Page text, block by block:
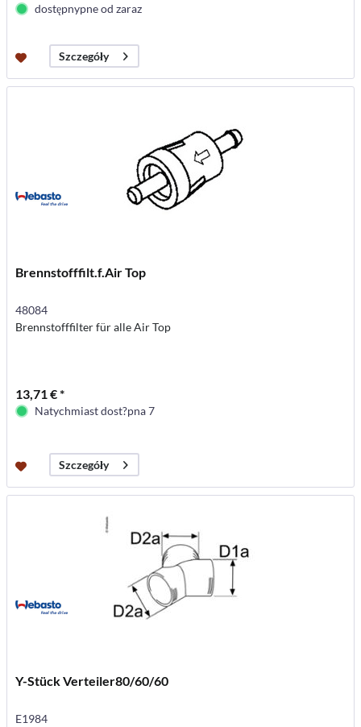
dostępnypne od zaraz
Szczegóły
Brennstofffilt.f.Air Top
48084
Brennstofffilter für alle Air Top
13,71 € *
Natychmiast dost?pna 7
Szczegóły
Y-Stück Verteiler80/60/60
E1984